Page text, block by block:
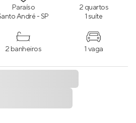
Paraíso
André - SP
2 quartos
1 suíte
2 banheiros 1 vaga